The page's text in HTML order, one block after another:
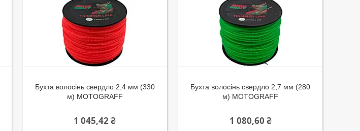
Бухта волосінь свердло 2,4 мм (330
м) MOTOGRAFF
1 045,42 ₴
Бухта волосінь свердло 2,7 мм (280
м) MOTOGRAFF
1 080,60 ₴